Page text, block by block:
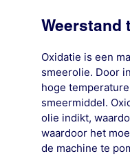
Weerstand
Oxidatie is een
smeerolie. Door
hoge
smeermiddel.
olie indikt,
waardoor het
de machine te